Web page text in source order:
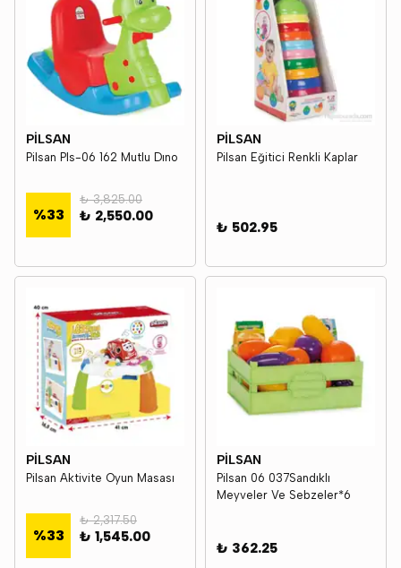
PİLSAN
Pilsan Pls-06 162 Mutlu Dıno
%33
₺ 3,825.00
₺ 2,550.00
PİLSAN
Pilsan Eğitici Renkli Kaplar
₺ 502.95
PİLSAN
Pilsan Aktivite Oyun Masası
%33
₺ 2,317.50
₺ 1,545.00
PİLSAN
Pilsan 06 037Sandıklı
Meyveler Ve Sebzeler*6
₺ 362.25